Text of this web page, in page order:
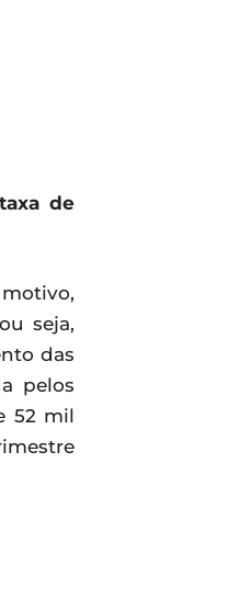
de
seja,
das
pelos
52 mil